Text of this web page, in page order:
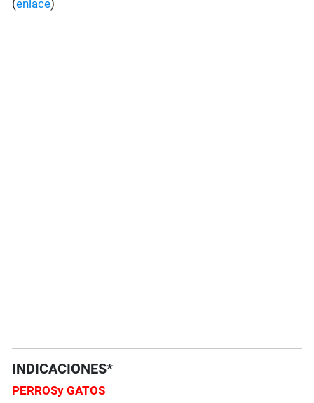
(enlace)
INDICACIONES*
PERROSy GATOS